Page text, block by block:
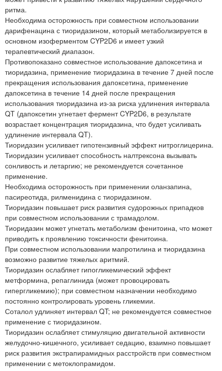
ритма.
Необходима осторожность при совместном использовании
дарифенацина с тиоридазином, который метаболизируется в
основном изоферментом CYP2D6 и имеет узкий
терапевтический диапазон.
Противопоказано совместное использование дапоксетина и
тиоридазина, применение тиоридазина в течение 7 дней после
прекращения использования дапоксетина, применение
дапоксетина в течение 14 дней после прекращения
использования тиоридазина из-за риска удлинения интервала
QT (дапоксетин угнетает фермент CYP2D6, в результате
возрастает концентрация тиоридазина, что будет усиливать
удлинение интервала QT).
Тиоридазин усиливает гипотензивный эффект нитроглицерина.
Тиоридазин усиливает способность налтрексона вызывать
сонливость и летаргию; не рекомендуется сочетанное
применение.
Необходима осторожность при применении оланзапина,
пасиреотида, рилменидина с тиоридазином.
Тиоридазин повышает риск развития судорожных припадков
при совместном использовании с трамадолом.
Тиоридазин может угнетать метаболизм фенитоина, что может
приводить к проявлению токсичности фенитоина.
При совместном использовании мапротилина и тиоридазина
возможно развитие тяжелых аритмий.
Тиоридазин ослабляет гипогликемический эффект
метформина, репаглинида (может провоцировать
гипергликемию); при совместном назначении необходимо
постоянно контролировать уровень гликемии.
Соталол удлиняет интервал QT; не рекомендуется совместное
применение с тиоридазином.
Тиоридазин ослабляет стимуляцию двигательной активности
желудочно-кишечного, усиливает седацию, взаимно повышает
риск развития экстрапирамидных расстройств при совместном
применении с метоклопрамидом.